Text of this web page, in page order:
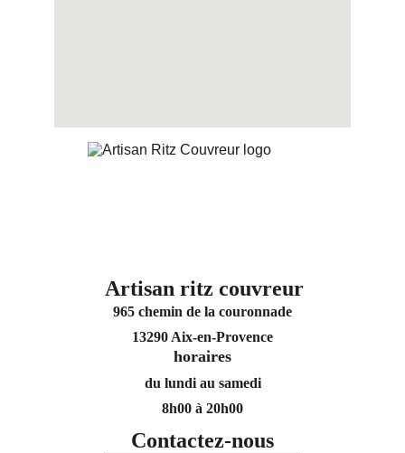
Contactez-nous
Artisan ritz couvreur
965 chemin de la couronnade
13290 Aix-en-Provence
horaires
du lundi au samedi
8h00 à 20h00